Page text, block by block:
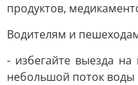
продуктов,
Водителям и
- избегайте выезда
небольшой поток воды